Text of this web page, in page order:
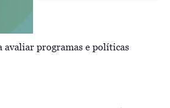
avaliar programas e políticas